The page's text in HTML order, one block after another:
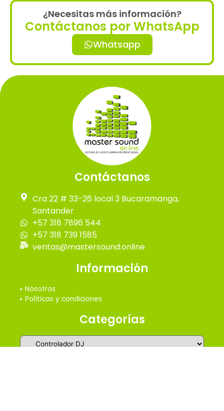
¿Necesitas más información?
Contáctanos por WhatsApp
Whatsapp
Contáctanos
Cra 22 # 33-26 local 3 Bucaramanga,
Santander
+57 318 7896 544
+57 318 739 1585
ventas@mastersound.online
Información
Nosotros
Políticas y condiciones
Categorías